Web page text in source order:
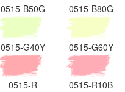
0515-B50G 0515-B80G
0515-G40Y 0515-G60Y
0515-R 0515-R10B